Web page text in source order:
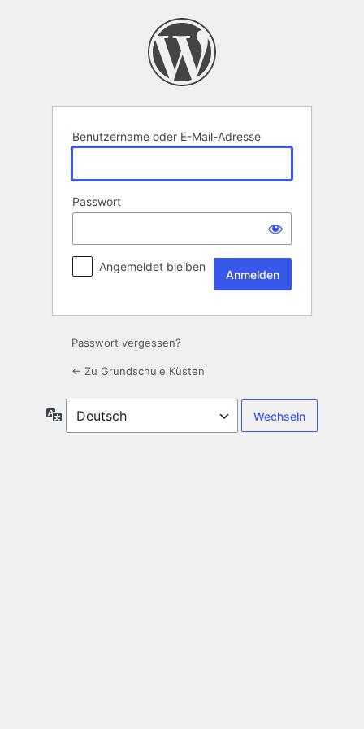
Benutzername oder E-Mail-Adresse
Passwort
Angemeldet bleiben
Passwort vergessen?
← Zu Grundschule Küsten
Sprache